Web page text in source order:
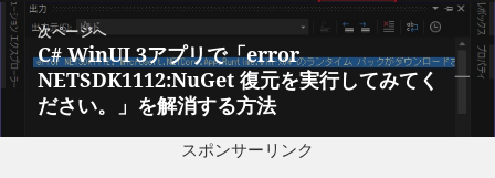
ゲ
ー
シ
ョ
稿:
次ページへ
次
の
投
稿:
C# WinUI 3アプリで「error
NETSDK1112:NuGet 復元を実行してみてく
ださい。」を解消する方法
スポンサーリンク